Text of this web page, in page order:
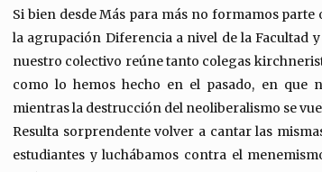
Si bien desde Más para más no formamos
la agrupación Diferencia a nivel de la Facultad
nuestro colectivo reúne tanto colegas
como lo hemos hecho en el pasado, en que
mientras la destrucción del neoliberalismo se
Resulta sorprendente volver a cantar las
estudiantes y luchábamos contra el